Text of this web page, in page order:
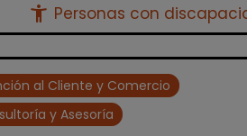
accessibility_new Personas con
al Cliente y Comercio
y Asesoría